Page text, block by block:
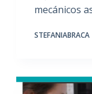
mecánicos
STEFANIABRACA